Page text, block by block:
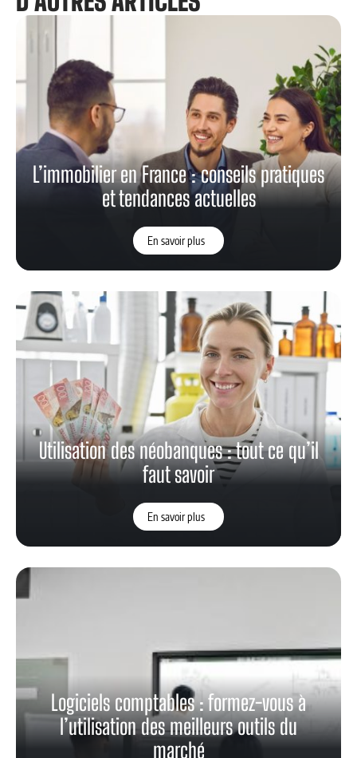
L’immobilier en France : conseils pratiques
et tendances actuelles
En savoir plus
Utilisation des néobanques : tout ce qu’il
faut savoir
En savoir plus
Logiciels comptables : formez-vous à
l’utilisation des meilleurs outils du
marché